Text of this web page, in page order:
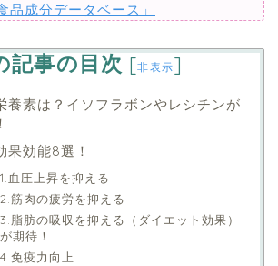
品成分データベース」
記事の目次 [非表示]
養素は？イソフラボンやレシチンが
果効能8選！
1.血圧上昇を抑える
2.筋肉の疲労を抑える
3.脂肪の吸収を抑える（ダイエット効果）
が期待！
4.免疫力向上